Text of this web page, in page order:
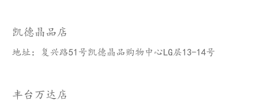
凯德晶品店
地址：复兴路51号凯德晶品购物中心LG层13-14号
丰台万达店